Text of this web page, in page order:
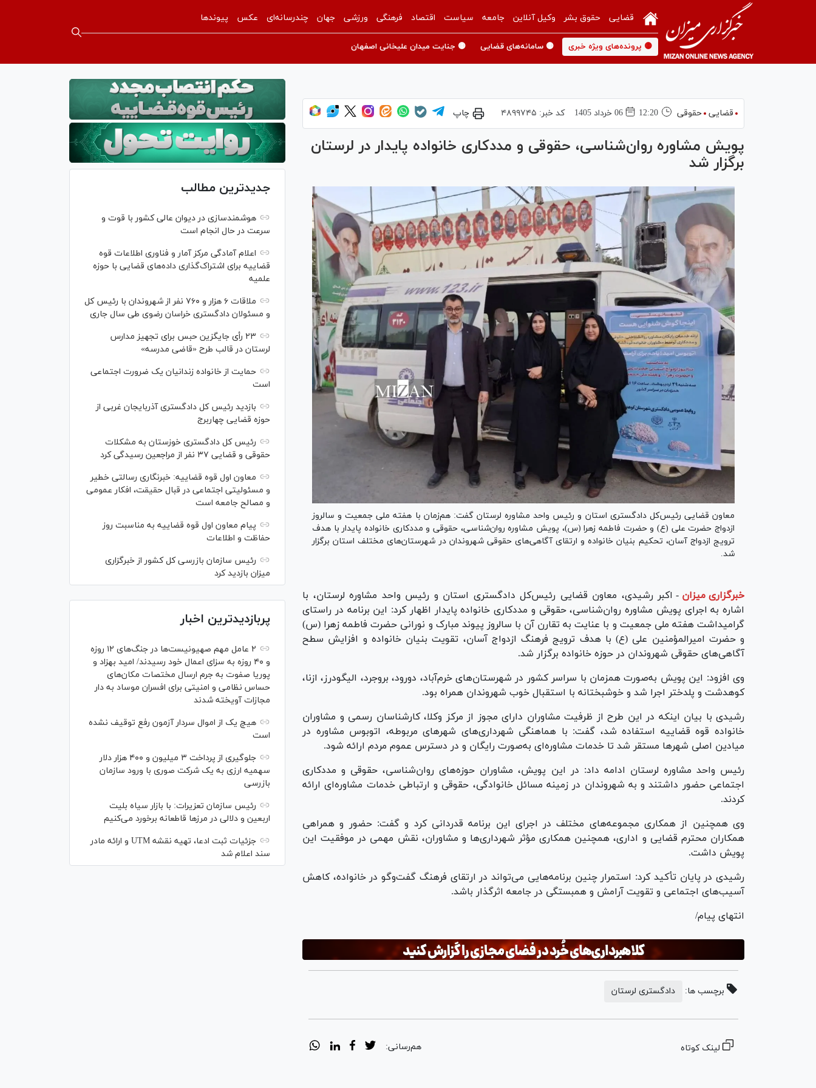
قضایی حقوق بشر وکیل آنلاین جامعه سیاست اقتصاد فرهنگی ورزشی جهان چندرسانه‌ای عکس پیوندها
🟡 پرونده‌های ویژه خبری 🟡 سامانه‌های قضایی 🟡 جنایت میدان علیخانی اصفهان
قضایی حقوقی 12:20 06 خرداد 1405 کد خبر: ۴۸۹۹۷۴۵ چاپ
پویش مشاوره روان‌شناسی، حقوقی و مددکاری خانواده پایدار در لرستان
برگزار شد
معاون قضایی رئیس‌کل دادگستری استان و رئیس واحد مشاوره لرستان گفت: هم‌زمان با هفته ملی جمعیت و سالروز
ازدواج حضرت علی (ع) و حضرت فاطمه زهرا (س)، پویش مشاوره روان‌شناسی، حقوقی و مددکاری خانواده پایدار با هدف
ترویج ازدواج آسان، تحکیم بنیان خانواده و ارتقای آگاهی‌های حقوقی شهروندان در شهرستان‌های مختلف استان برگزار
شد.
خبرگزاری میزان - اکبر رشیدی، معاون قضایی رئیس‌کل دادگستری استان و رئیس واحد مشاوره لرستان، با
اشاره به اجرای پویش مشاوره روان‌شناسی، حقوقی و مددکاری خانواده پایدار اظهار کرد: این برنامه در راستای
گرامیداشت هفته ملی جمعیت و با عنایت به تقارن آن با سالروز پیوند مبارک و نورانی حضرت فاطمه زهرا (س)
و حضرت امیرالمؤمنین علی (ع) با هدف ترویج فرهنگ ازدواج آسان، تقویت بنیان خانواده و افزایش سطح
آگاهی‌های حقوقی شهروندان در حوزه خانواده برگزار شد.
وی افزود: این پویش به‌صورت همزمان با سراسر کشور در شهرستان‌های خرم‌آباد، دورود، بروجرد، الیگودرز، ازنا،
کوهدشت و پلدختر اجرا شد و خوشبختانه با استقبال خوب شهروندان همراه بود.
رشیدی با بیان اینکه در این طرح از ظرفیت مشاوران دارای مجوز از مرکز وکلا، کارشناسان رسمی و مشاوران
خانواده قوه قضاییه استفاده شد، گفت: با هماهنگی شهرداری‌های شهر‌های مربوطه، اتوبوس مشاوره در
میادین اصلی شهر‌ها مستقر شد تا خدمات مشاوره‌ای به‌صورت رایگان و در دسترس عموم مردم ارائه شود.
رئیس واحد مشاوره لرستان ادامه داد: در این پویش، مشاوران حوزه‌های روان‌شناسی، حقوقی و مددکاری
اجتماعی حضور داشتند و به شهروندان در زمینه مسائل خانوادگی، حقوقی و ارتباطی خدمات مشاوره‌ای ارائه
کردند.
وی همچنین از همکاری مجموعه‌های مختلف در اجرای این برنامه قدردانی کرد و گفت: حضور و همراهی
همکاران محترم قضایی و اداری، همچنین همکاری مؤثر شهرداری‌ها و مشاوران، نقش مهمی در موفقیت این
پویش داشت.
رشیدی در پایان تأکید کرد: استمرار چنین برنامه‌هایی می‌تواند در ارتقای فرهنگ گفت‌و‌گو در خانواده، کاهش
آسیب‌های اجتماعی و تقویت آرامش و همبستگی در جامعه اثرگذار باشد.
انتهای پیام/
برچسب ها: دادگستری لرستان
لینک کوتاه هم‌رسانی:
جدیدترین مطالب
هوشمندسازی در دیوان عالی کشور با قوت و
سرعت در حال انجام است
اعلام آمادگی مرکز آمار و فناوری اطلاعات قوه
قضاییه برای اشتراک‌گذاری داده‌های قضایی با حوزه
علمیه
ملاقات ۶ هزار و ۷۶۰ نفر از شهروندان با رئیس کل
و مسئولان دادگستری خراسان رضوی طی سال جاری
۲۳ رأی جایگزین حبس برای تجهیز مدارس
لرستان در قالب طرح «قاضی مدرسه»
حمایت از خانواده زندانیان یک ضرورت اجتماعی
است
بازدید رئیس کل دادگستری آذربایجان غربی از
حوزه قضایی چهاربرج
رئیس کل دادگستری خوزستان به مشکلات
حقوقی و قضایی ۳۷ نفر از مراجعین رسیدگی کرد
معاون اول قوه قضاییه: خبرنگاری رسالتی خطیر
و مسئولیتی اجتماعی در قبال حقیقت، افکار عمومی
و مصالح جامعه است
پیام معاون اول قوه قضاییه به مناسبت روز
حفاظت و اطلاعات
رئیس سازمان بازرسی کل کشور از خبرگزاری
میزان بازدید کرد
پربازدیدترین اخبار
۲ عامل مهم صهیونیست‌ها در جنگ‌های ۱۲ روزه
و ۴۰ روزه به سزای اعمال خود رسیدند/ امید بهزاد و
پوریا صفوت به جرم ارسال مختصات مکان‌های
حساس نظامی و امنیتی برای افسران موساد به دار
مجازات آویخته شدند
هیچ یک از اموال سردار آزمون رفع توقیف نشده
است
جلوگیری از پرداخت ۳ میلیون و ۴۰۰ هزار دلار
سهمیه ارزی به یک شرکت صوری با ورود سازمان
بازرسی
رئیس سازمان تعزیرات: با بازار سیاه بلیت
اربعین و دلالی در مرز‌ها قاطعانه برخورد می‌کنیم
جزئیات ثبت ادعا، تهیه نقشه UTM و ارائه مادر
سند اعلام شد